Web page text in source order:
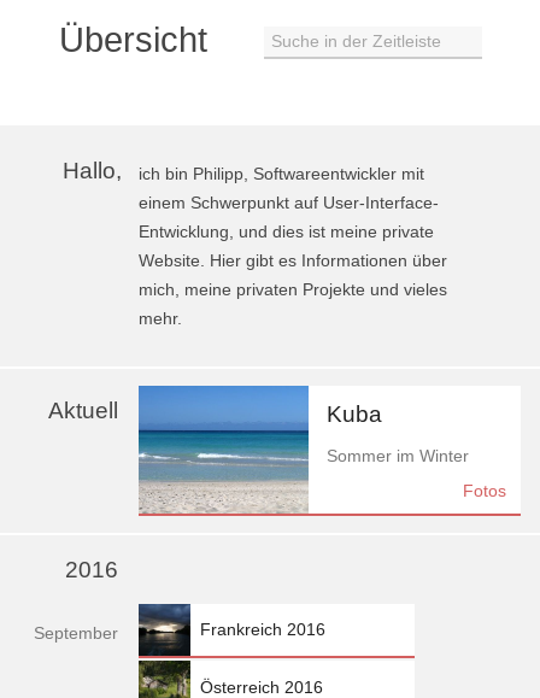
Übersicht Suche in der Zeitleiste
Hallo,
ich bin Philipp, Softwareentwickler mit
einem Schwerpunkt auf User-Interface-
Entwicklung, und dies ist meine private
Website. Hier gibt es Informationen über
mich, meine privaten Projekte und vieles
mehr.
Aktuell Kuba
Sommer im Winter
Fotos
2016
September Frankreich 2016
Österreich 2016